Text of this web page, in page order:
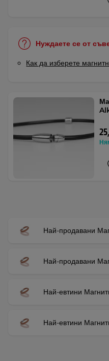
Нуждаете се от
Как да изберете
Най-продавани
Най-продавани
Най-евтини
Най-евтини